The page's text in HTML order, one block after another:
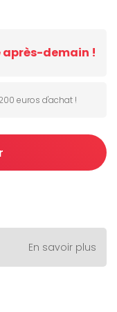
après-demain !
euros d'achat !
En savoir plus